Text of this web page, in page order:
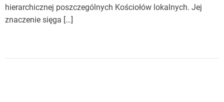
hierarchicznej poszczególnych Kościołów lokalnych. Jej
znaczenie sięga […]